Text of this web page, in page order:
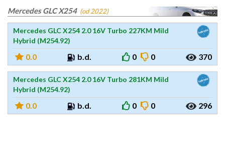
Mercedes GLC X254 (od 2022)
Mercedes GLC X254 2.0 16V Turbo 227KM Mild
Hybrid (M254.92)
0.0 b.d. 0 0 370
Mercedes GLC X254 2.0 16V Turbo 281KM Mild
Hybrid (M254.92)
0.0 b.d. 0 0 296